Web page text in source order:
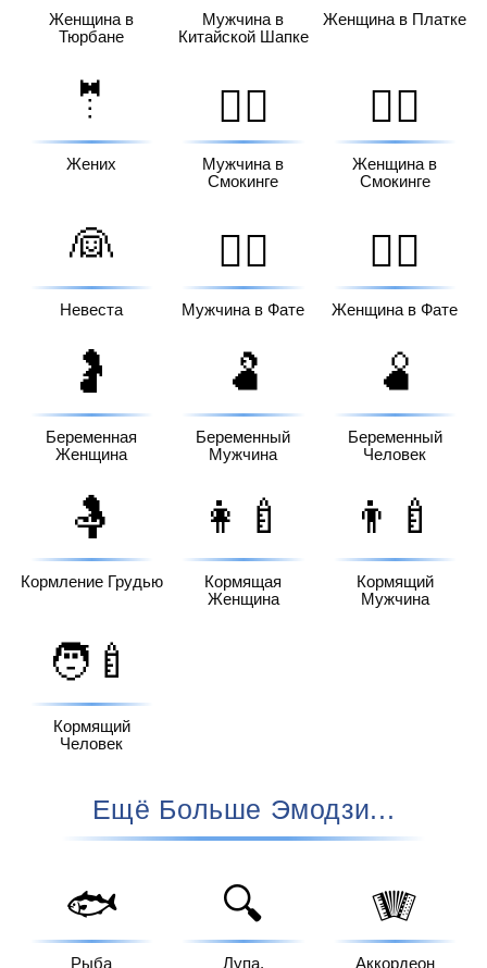
Женщина в
Тюрбане
Мужчина в
Китайской Шапке
Женщина в Платке
🤵
Жених
🤵‍♂️
Мужчина в
Смокинге
🤵‍♀️
Женщина в
Смокинге
👰
Невеста
👰‍♂️
Мужчина в Фате
👰‍♀️
Женщина в Фате
🤰
Беременная
Женщина
🫃
Беременный
Мужчина
🫄
Беременный
Человек
🤱
Кормление Грудью
👩‍🍼
Кормящая
Женщина
👨‍🍼
Кормящий
Мужчина
🧑‍🍼
Кормящий
Человек
Ещё Больше Эмодзи...
🐟
Рыба
🔍
Лупа,
🪗
Аккордеон